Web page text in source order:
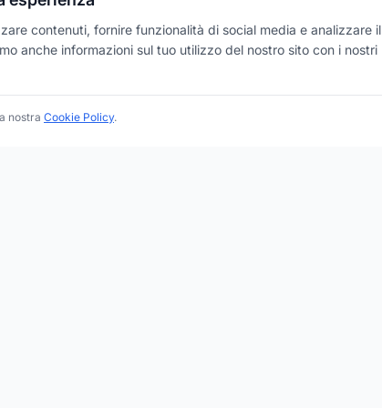
contenuti, fornire funzionalità di social media e analizzare il
anche informazioni sul tuo utilizzo del nostro sito con i nostri
nostra Cookie Policy.